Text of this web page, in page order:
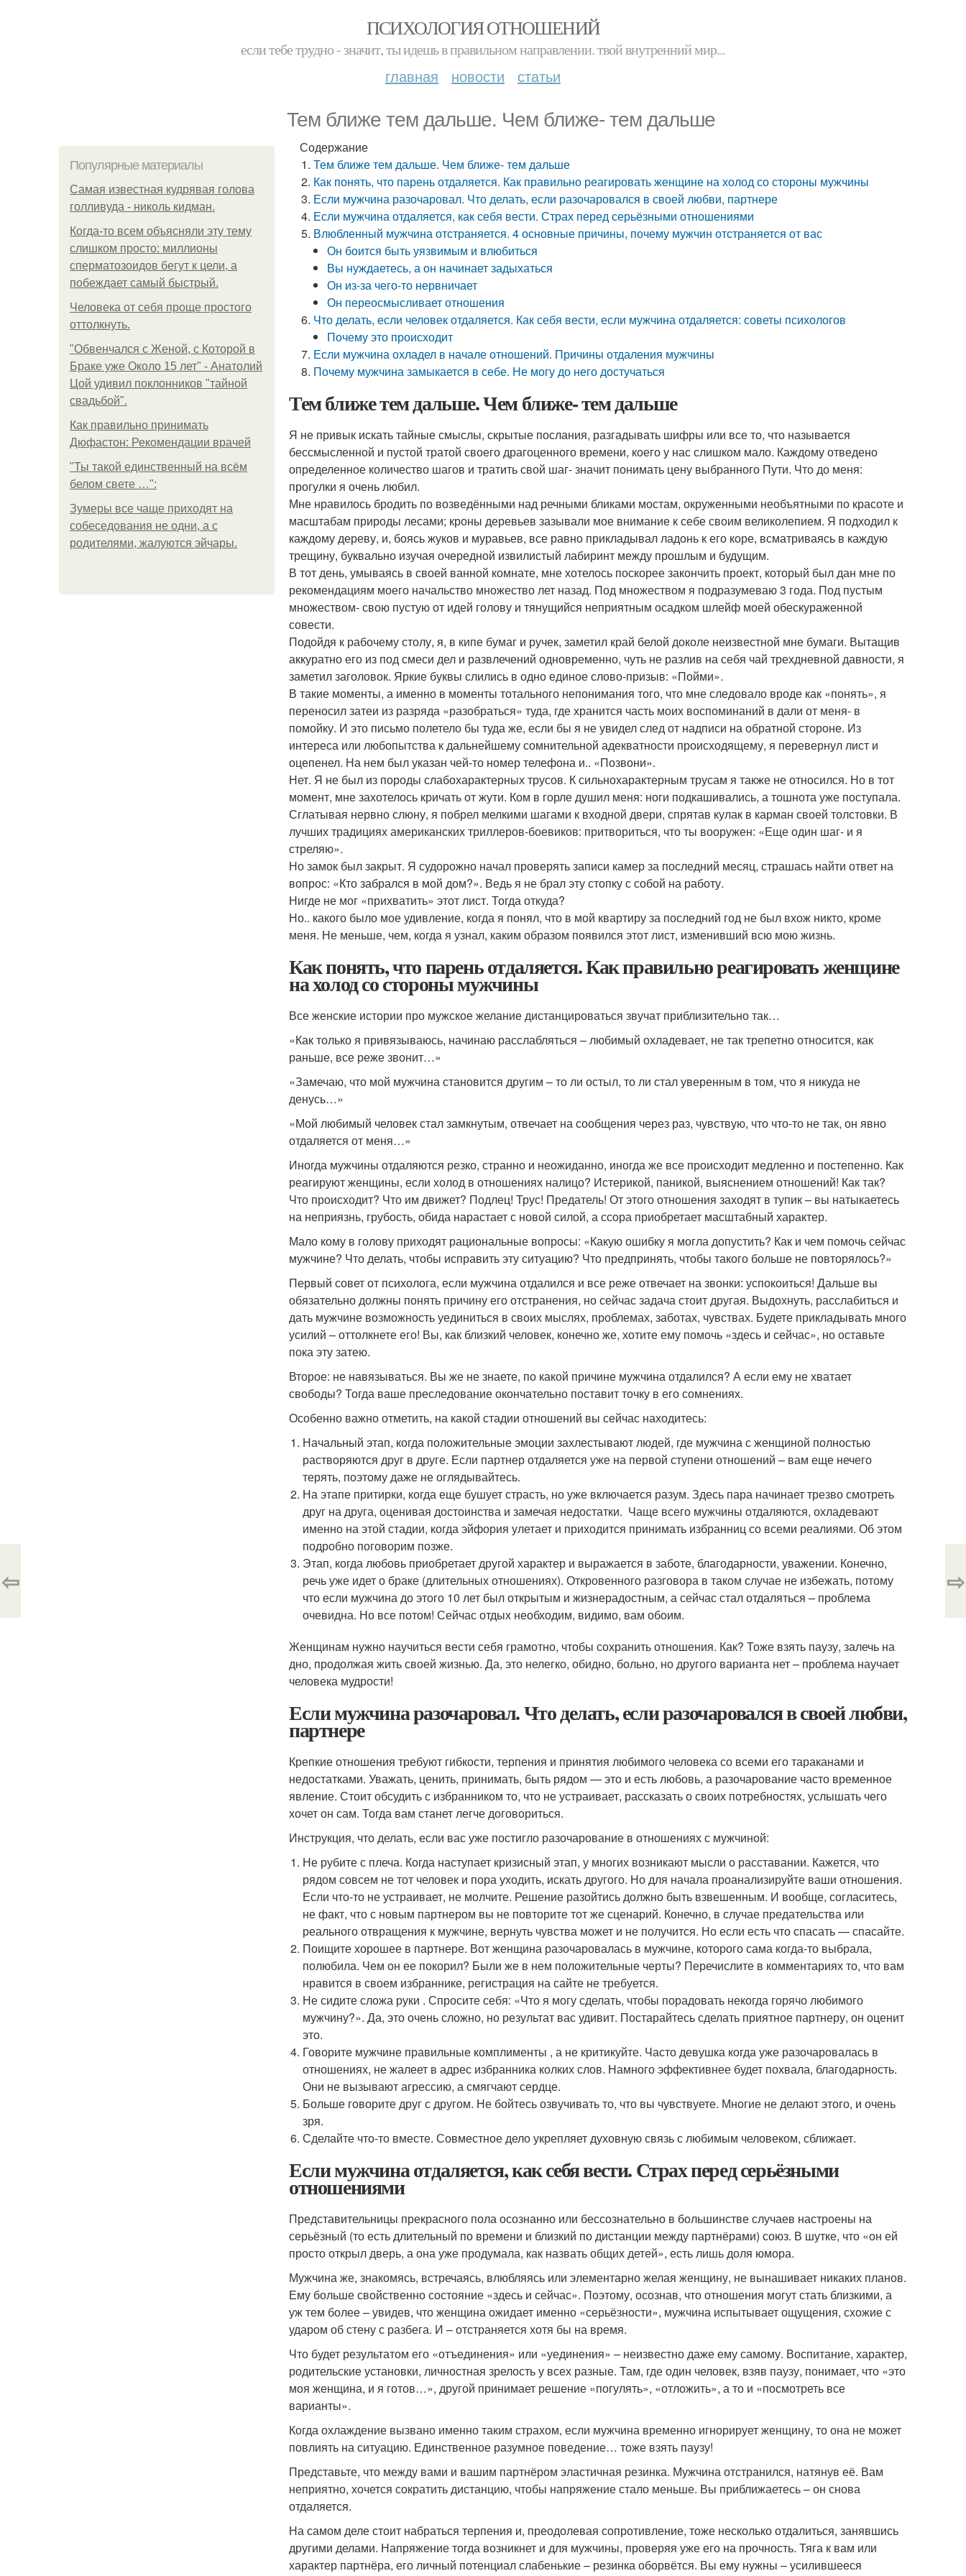
ПСИХОЛОГИЯ ОТНОШЕНИЙ
если тебе трудно - значит, ты идешь в правильном направлении. твой внутренний мир...
главная новости статьи
Тем ближе тем дальше. Чем ближе- тем дальше
Популярные материалы
Самая известная кудрявая голова
голливуда - николь кидман.
Когда-то всем объясняли эту тему
слишком просто: миллионы
сперматозоидов бегут к цели, а
побеждает самый быстрый.
Человека от себя проще простого
оттолкнуть.
"Обвенчался с Женой, с Которой в
Браке уже Около 15 лет" - Анатолий
Цой удивил поклонников "тайной
свадьбой".
Как правильно принимать
Дюфастон: Рекомендации врачей
"Ты такой единственный на всём
белом свете …":
Зумеры все чаще приходят на
собеседования не одни, а с
родителями, жалуются эйчары.
Содержание
Тем ближе тем дальше. Чем ближе- тем дальше
Как понять, что парень отдаляется. Как правильно реагировать женщине на холод со стороны мужчины
Если мужчина разочаровал. Что делать, если разочаровался в своей любви, партнере
Если мужчина отдаляется, как себя вести. Страх перед серьёзными отношениями
Влюбленный мужчина отстраняется. 4 основные причины, почему мужчин отстраняется от вас
Он боится быть уязвимым и влюбиться
Вы нуждаетесь, а он начинает задыхаться
Он из-за чего-то нервничает
Он переосмысливает отношения
Что делать, если человек отдаляется. Как себя вести, если мужчина отдаляется: советы психологов
Почему это происходит
Если мужчина охладел в начале отношений. Причины отдаления мужчины
Почему мужчина замыкается в себе. Не могу до него достучаться
Тем ближе тем дальше. Чем ближе- тем дальше
Я не привык искать тайные смыслы, скрытые послания, разгадывать шифры или все то, что называется
бессмысленной и пустой тратой своего драгоценного времени, коего у нас слишком мало. Каждому отведено
определенное количество шагов и тратить свой шаг- значит понимать цену выбранного Пути. Что до меня:
прогулки я очень любил.
Мне нравилось бродить по возведёнными над речными бликами мостам, окруженными необъятными по красоте и
масштабам природы лесами; кроны деревьев зазывали мое внимание к себе своим великолепием. Я подходил к
каждому дереву, и, боясь жуков и муравьев, все равно прикладывал ладонь к его коре, всматриваясь в каждую
трещину, буквально изучая очередной извилистый лабиринт между прошлым и будущим.
В тот день, умываясь в своей ванной комнате, мне хотелось поскорее закончить проект, который был дан мне по
рекомендациям моего начальство множество лет назад. Под множеством я подразумеваю 3 года. Под пустым
множеством- свою пустую от идей голову и тянущийся неприятным осадком шлейф моей обескураженной
совести.
Подойдя к рабочему столу, я, в кипе бумаг и ручек, заметил край белой доколе неизвестной мне бумаги. Вытащив
аккуратно его из под смеси дел и развлечений одновременно, чуть не разлив на себя чай трехдневной давности, я
заметил заголовок. Яркие буквы слились в одно единое слово-призыв: «Пойми».
В такие моменты, а именно в моменты тотального непонимания того, что мне следовало вроде как «понять», я
переносил затеи из разряда «разобраться» туда, где хранится часть моих воспоминаний в дали от меня- в
помойку. И это письмо полетело бы туда же, если бы я не увидел след от надписи на обратной стороне. Из
интереса или любопытства к дальнейшему сомнительной адекватности происходящему, я перевернул лист и
оцепенел. На нем был указан чей-то номер телефона и.. «Позвони».
Нет. Я не был из породы слабохарактерных трусов. К сильнохарактерным трусам я также не относился. Но в тот
момент, мне захотелось кричать от жути. Ком в горле душил меня: ноги подкашивались, а тошнота уже поступала.
Сглатывая нервно слюну, я побрел мелкими шагами к входной двери, спрятав кулак в карман своей толстовки. В
лучших традициях американских триллеров-боевиков: притвориться, что ты вооружен: «Еще один шаг- и я
стреляю».
Но замок был закрыт. Я судорожно начал проверять записи камер за последний месяц, страшась найти ответ на
вопрос: «Кто забрался в мой дом?». Ведь я не брал эту стопку с собой на работу.
Нигде не мог «прихватить» этот лист. Тогда откуда?
Но.. какого было мое удивление, когда я понял, что в мой квартиру за последний год не был вхож никто, кроме
меня. Не меньше, чем, когда я узнал, каким образом появился этот лист, изменивший всю мою жизнь.
Как понять, что парень отдаляется. Как правильно реагировать женщине
на холод со стороны мужчины
Все женские истории про мужское желание дистанцироваться звучат приблизительно так…
«Как только я привязываюсь, начинаю расслабляться – любимый охладевает, не так трепетно относится, как
раньше, все реже звонит…»
«Замечаю, что мой мужчина становится другим – то ли остыл, то ли стал уверенным в том, что я никуда не
денусь…»
«Мой любимый человек стал замкнутым, отвечает на сообщения через раз, чувствую, что что-то не так, он явно
отдаляется от меня…»
Иногда мужчины отдаляются резко, странно и неожиданно, иногда же все происходит медленно и постепенно. Как
реагируют женщины, если холод в отношениях налицо? Истерикой, паникой, выяснением отношений! Как так?
Что происходит? Что им движет? Подлец! Трус! Предатель! От этого отношения заходят в тупик – вы натыкаетесь
на неприязнь, грубость, обида нарастает с новой силой, а ссора приобретает масштабный характер.
Мало кому в голову приходят рациональные вопросы: «Какую ошибку я могла допустить? Как и чем помочь сейчас
мужчине? Что делать, чтобы исправить эту ситуацию? Что предпринять, чтобы такого больше не повторялось?»
Первый совет от психолога, если мужчина отдалился и все реже отвечает на звонки: успокоиться! Дальше вы
обязательно должны понять причину его отстранения, но сейчас задача стоит другая. Выдохнуть, расслабиться и
дать мужчине возможность уединиться в своих мыслях, проблемах, заботах, чувствах. Будете прикладывать много
усилий – оттолкнете его! Вы, как близкий человек, конечно же, хотите ему помочь «здесь и сейчас», но оставьте
пока эту затею.
Второе: не навязываться. Вы же не знаете, по какой причине мужчина отдалился? А если ему не хватает
свободы? Тогда ваше преследование окончательно поставит точку в его сомнениях.
Особенно важно отметить, на какой стадии отношений вы сейчас находитесь:
Начальный этап, когда положительные эмоции захлестывают людей, где мужчина с женщиной полностью
растворяются друг в друге. Если партнер отдаляется уже на первой ступени отношений – вам еще нечего
терять, поэтому даже не оглядывайтесь.
На этапе притирки, когда еще бушует страсть, но уже включается разум. Здесь пара начинает трезво смотреть
друг на друга, оценивая достоинства и замечая недостатки. Чаще всего мужчины отдаляются, охладевают
именно на этой стадии, когда эйфория улетает и приходится принимать избранниц со всеми реалиями. Об этом
подробно поговорим позже.
Этап, когда любовь приобретает другой характер и выражается в заботе, благодарности, уважении. Конечно,
речь уже идет о браке (длительных отношениях). Откровенного разговора в таком случае не избежать, потому
что если мужчина до этого 10 лет был открытым и жизнерадостным, а сейчас стал отдаляться – проблема
очевидна. Но все потом! Сейчас отдых необходим, видимо, вам обоим.
Женщинам нужно научиться вести себя грамотно, чтобы сохранить отношения. Как? Тоже взять паузу, залечь на
дно, продолжая жить своей жизнью. Да, это нелегко, обидно, больно, но другого варианта нет – проблема научает
человека мудрости!
Если мужчина разочаровал. Что делать, если разочаровался в своей любви,
партнере
Крепкие отношения требуют гибкости, терпения и принятия любимого человека со всеми его тараканами и
недостатками. Уважать, ценить, принимать, быть рядом — это и есть любовь, а разочарование часто временное
явление. Стоит обсудить с избранником то, что не устраивает, рассказать о своих потребностях, услышать чего
хочет он сам. Тогда вам станет легче договориться.
Инструкция, что делать, если вас уже постигло разочарование в отношениях с мужчиной:
Не рубите с плеча. Когда наступает кризисный этап, у многих возникают мысли о расставании. Кажется, что
рядом совсем не тот человек и пора уходить, искать другого. Но для начала проанализируйте ваши отношения.
Если что-то не устраивает, не молчите. Решение разойтись должно быть взвешенным. И вообще, согласитесь,
не факт, что с новым партнером вы не повторите тот же сценарий. Конечно, в случае предательства или
реального отвращения к мужчине, вернуть чувства может и не получится. Но если есть что спасать — спасайте.
Поищите хорошее в партнере. Вот женщина разочаровалась в мужчине, которого сама когда-то выбрала,
полюбила. Чем он ее покорил? Были же в нем положительные черты? Перечислите в комментариях то, что вам
нравится в своем избраннике, регистрация на сайте не требуется.
Не сидите сложа руки . Спросите себя: «Что я могу сделать, чтобы порадовать некогда горячо любимого
мужчину?». Да, это очень сложно, но результат вас удивит. Постарайтесь сделать приятное партнеру, он оценит
это.
Говорите мужчине правильные комплименты , а не критикуйте. Часто девушка когда уже разочаровалась в
отношениях, не жалеет в адрес избранника колких слов. Намного эффективнее будет похвала, благодарность.
Они не вызывают агрессию, а смягчают сердце.
Больше говорите друг с другом. Не бойтесь озвучивать то, что вы чувствуете. Многие не делают этого, и очень
зря.
Сделайте что-то вместе. Совместное дело укрепляет духовную связь с любимым человеком, сближает.
Если мужчина отдаляется, как себя вести. Страх перед серьёзными
отношениями
Представительницы прекрасного пола осознанно или бессознательно в большинстве случаев настроены на
серьёзный (то есть длительный по времени и близкий по дистанции между партнёрами) союз. В шутке, что «он ей
просто открыл дверь, а она уже продумала, как назвать общих детей», есть лишь доля юмора.
Мужчина же, знакомясь, встречаясь, влюбляясь или элементарно желая женщину, не вынашивает никаких планов.
Ему больше свойственно состояние «здесь и сейчас». Поэтому, осознав, что отношения могут стать близкими, а
уж тем более – увидев, что женщина ожидает именно «серьёзности», мужчина испытывает ощущения, схожие с
ударом об стену с разбега. И – отстраняется хотя бы на время.
Что будет результатом его «отъединения» или «уединения» – неизвестно даже ему самому. Воспитание, характер,
родительские установки, личностная зрелость у всех разные. Там, где один человек, взяв паузу, понимает, что «это
моя женщина, и я готов…», другой принимает решение «погулять», «отложить», а то и «посмотреть все
варианты».
Когда охлаждение вызвано именно таким страхом, если мужчина временно игнорирует женщину, то она не может
повлиять на ситуацию. Единственное разумное поведение… тоже взять паузу!
Представьте, что между вами и вашим партнёром эластичная резинка. Мужчина отстранился, натянув её. Вам
неприятно, хочется сократить дистанцию, чтобы напряжение стало меньше. Вы приближаетесь – он снова
отдаляется.
На самом деле стоит набраться терпения и, преодолевая сопротивление, тоже несколько отдалиться, занявшись
другими делами. Напряжение тогда возникнет и для мужчины, проверяя уже его на прочность. Тяга к вам или
характер партнёра, его личный потенциал слабенькие – резинка оборвётся. Вы ему нужны – усилившееся
⇦ ⇨